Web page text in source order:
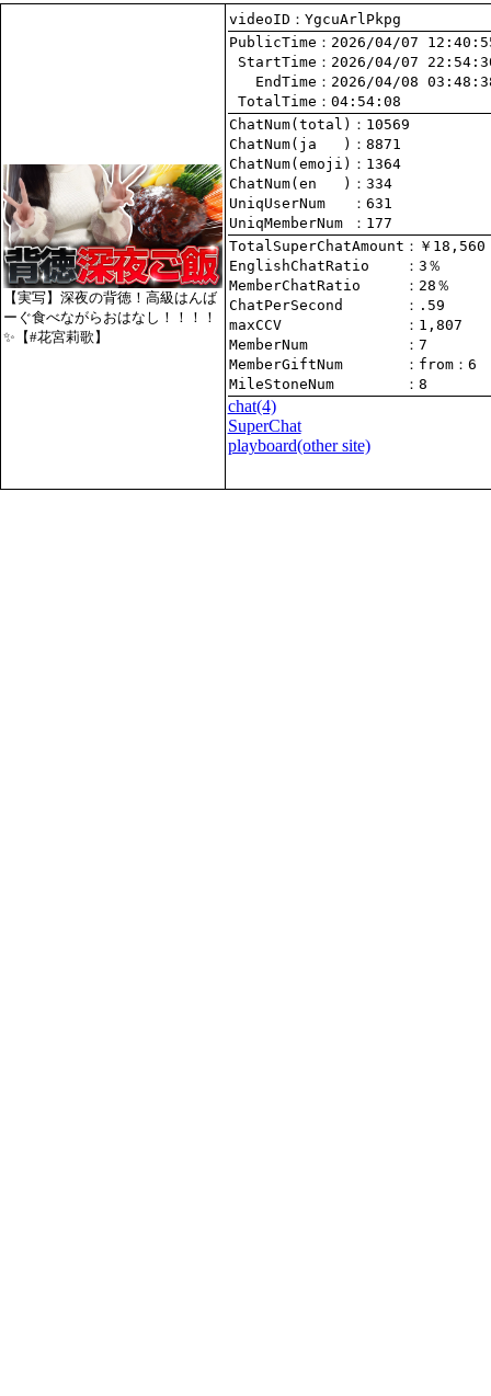
【実写】深夜の背徳！高級はんば
ーぐ食べながらおはなし！！！！
✨【#花宮莉歌】
videoID：YgcuArlPkpg
PublicTime
StartTime
   EndTime
TotalTime ：04:54:08
ChatNum(total)
ChatNum(ja   )
ChatNum(emoji)
ChatNum(en   )
UniqUserNum
：631
UniqMemberNum
：177
TotalSuperChatAmount
EnglishChatRatio
MemberChatRatio
ChatPerSecond
maxCCV
：1,807
MemberNum
：7
MemberGiftNum
： from ：6
MileStoneNum
：8
chat(4)
SuperChat
playboard(other site)